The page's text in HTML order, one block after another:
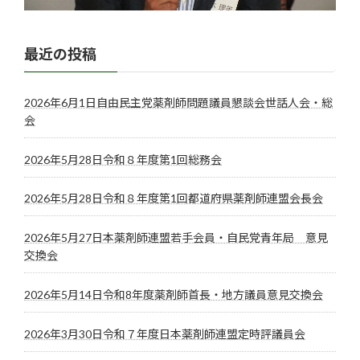
最近の投稿
2026年6月1日自由民主党薬剤師問題議員懇談会世話人会・総
会
2026年5月28日令和８年度第1回総務会
2026年5月28日令和８年度第1回都道府県薬剤師連盟会長会
2026年5月27日本薬剤師連盟若手会員・自民党青年局 意見
交換会
2026年5月14日令和8年度薬剤師首長・地方議員意見交換会
2026年3月30日令和７年度日本薬剤師連盟定時評議員会